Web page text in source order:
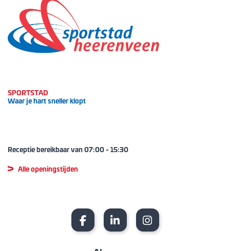
SPORTSTAD
Waar je hart sneller klopt
Receptie bereikbaar van07:00-15:30
Alle openingstijden